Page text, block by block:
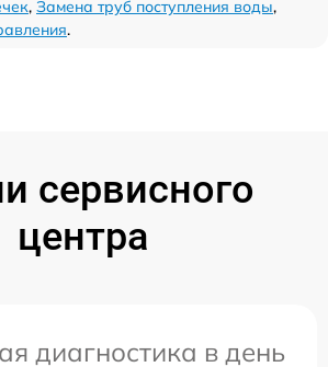
, Замена труб поступления воды,
.
сервисного
центра
диагностика в день